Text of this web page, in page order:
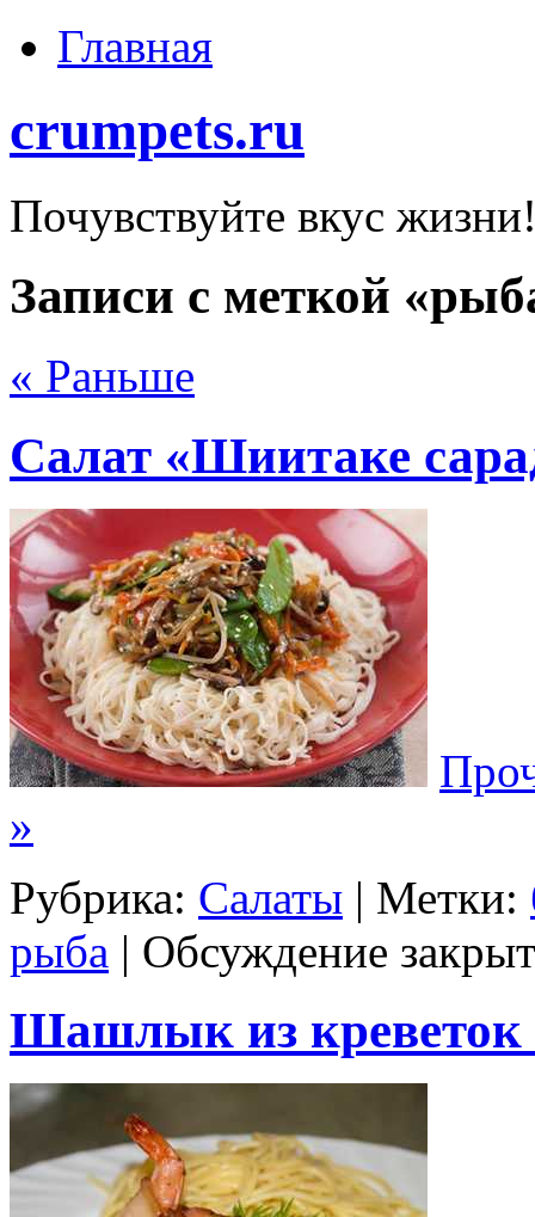
Главная
crumpets.ru
Почувствуйте вкус
Записи с меткой
« Раньше
Салат «Шиитаке
»
Рубрика: Салаты | Метки:
рыба | Обсуждение
Шашлык из креветок